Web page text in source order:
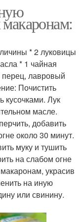
* 2 луковицы
* 1 чайная
перец, лавровый
Почистить
кусочками. Лук
масле.
добавить
около 30 минут.
муку и тушить
на слабом огне
украсив
на иную
или свинину.